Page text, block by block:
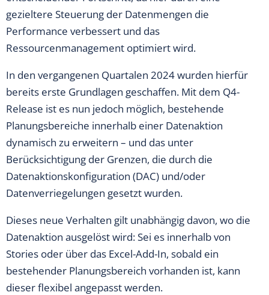
gezieltere Steuerung der Datenmengen die
Performance verbessert und das
Ressourcenmanagement optimiert wird.
In den vergangenen Quartalen 2024 wurden hierfür
bereits erste Grundlagen geschaffen. Mit dem Q4-
Release ist es nun jedoch möglich, bestehende
Planungsbereiche innerhalb einer Datenaktion
dynamisch zu erweitern – und das unter
Berücksichtigung der Grenzen, die durch die
Datenaktionskonfiguration (DAC) und/oder
Datenverriegelungen gesetzt wurden.
Dieses neue Verhalten gilt unabhängig davon, wo die
Datenaktion ausgelöst wird: Sei es innerhalb von
Stories oder über das Excel-Add-In, sobald ein
bestehender Planungsbereich vorhanden ist, kann
dieser flexibel angepasst werden.